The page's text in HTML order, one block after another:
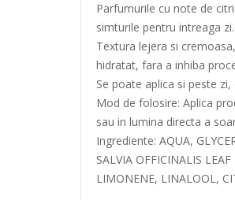
Parfumurile cu note de
simturile pentru intreaga zi.
Textura lejera si
hidratat, fara a inhiba
Se poate aplica si peste
Mod de folosire: Aplica
sau in lumina directa a
Ingrediente: AQUA,
SALVIA OFFICINALIS
LIMONENE, LINALOOL,